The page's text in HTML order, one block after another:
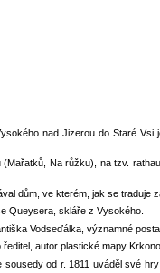
nad Jizerou do Staré
Na růžku), na tzv.
dům, ve kterém, jak se traduje
Queysera, skláře z Vysokého.
Vodseďálka, významné
autor plastické mapy
od r. 1811 uváděl své